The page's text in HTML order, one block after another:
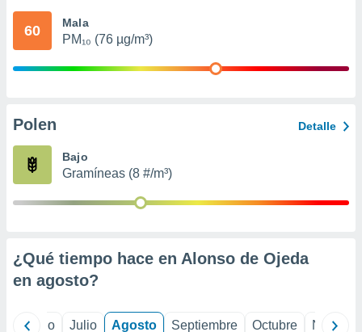
mediante
publicidad
de
60 Mala
PM₁₀ (76 µg/m³)
Polen Detalle
Bajo
Gramíneas (8 #/m³)
¿Qué tiempo hace en Alonso de Ojeda
en agosto?
Junio Julio Agosto Septiembre Octubre